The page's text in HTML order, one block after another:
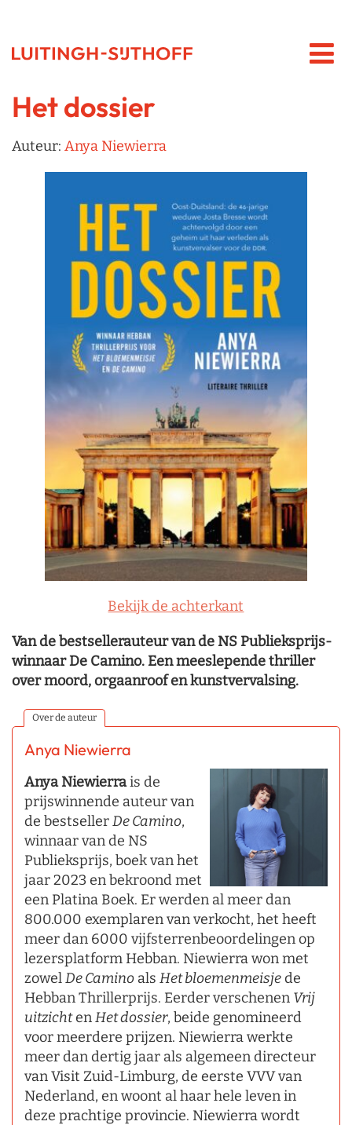
Het dossier
Auteur: Anya Niewierra
Bekijk de achterkant
Van de bestsellerauteur van de NS Publieksprijs-
winnaar De Camino. Een meeslepende thriller
over moord, orgaanroof en kunstvervalsing.
Over de auteur
Anya Niewierra
Anya Niewierrais de
prijswinnende auteur van
de bestsellerDe Camino,
winnaar van de NS
Publieksprijs, boek van het
jaar 2023 en bekroond met
een Platina Boek. Er werden al meer dan
800.000 exemplaren van verkocht, het heeft
meer dan 6000 vijfsterrenbeoordelingen op
lezersplatform Hebban. Niewierra won met
zowelDe Camino als Het bloemenmeisjede
Hebban Thrillerprijs. Eerder verschenen Vrij
uitzichtenHet dossier, beide genomineerd
voor meerdere prijzen. Niewierra werkte
meer dan dertig jaar als algemeen directeur
van Visit Zuid-Limburg, de eerste VVV van
Nederland, en woont al haar hele leven in
deze prachtige provincie. Niewierra wordt